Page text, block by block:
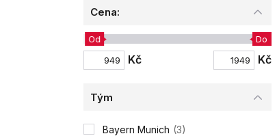
Cena:
Kč
Od Do
Kč
Tým
Bayern Munich (3)